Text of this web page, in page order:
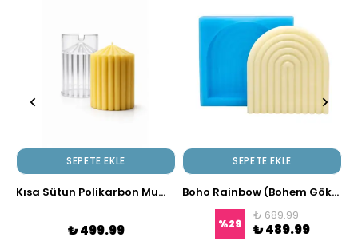
SEPETE EKLE
Kısa Sütun Polikarbon Mum Kalıbı | Ribbed Tasarım , 330 gr
₺ 499.99
SEPETE EKLE
Boho Rainbow (Bohem Gökkuşağı) Silikon Kalıp
%29
₺ 689.99
₺ 489.99